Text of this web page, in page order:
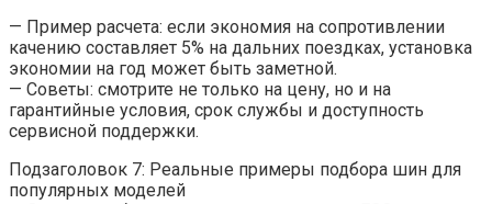
— Пример расчета: если экономия на сопротивлении
качению составляет 5% на дальних поездках, установка
экономии на год может быть заметной.
— Советы: смотрите не только на цену, но и на
гарантийные условия, срок службы и доступность
сервисной поддержки.
Подзаголовок 7: Реальные примеры подбора шин для
популярных моделей